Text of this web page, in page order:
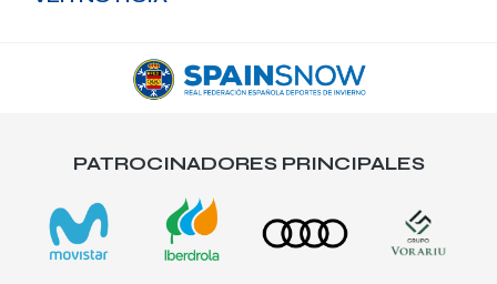
PATROCINADORES PRINCIPALES